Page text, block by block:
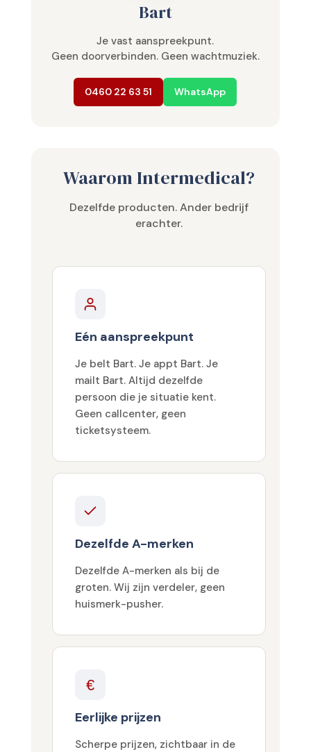
Bart
Je vast aanspreekpunt.
Geen doorverbinden. Geen wachtmuziek.
0460 22 63 51 WhatsApp
Waarom Intermedical?
Dezelfde producten. Ander bedrijf
erachter.
Eén aanspreekpunt
Je belt Bart. Je appt Bart. Je
mailt Bart. Altijd dezelfde
persoon die je situatie kent.
Geen callcenter, geen
ticketsysteem.
Dezelfde A-merken
Dezelfde A-merken als bij de
groten. Wij zijn verdeler, geen
huismerk-pusher.
€
Eerlijke prijzen
Scherpe prijzen, zichtbaar in de